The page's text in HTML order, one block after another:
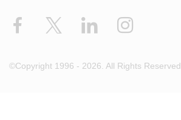
Facebook LinkedIn
©Copyright 1996 - 2026. All Rights Reserved.